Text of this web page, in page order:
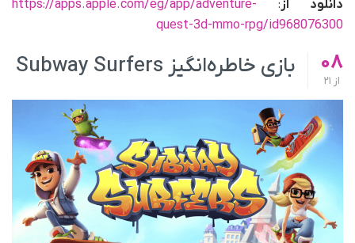
دانلود از :
https://apps.apple.com/eg/app/adventure-
quest-3d-mmo-rpg/id968076300
08
از
بازی خاطره‌انگیز Subway Surfers